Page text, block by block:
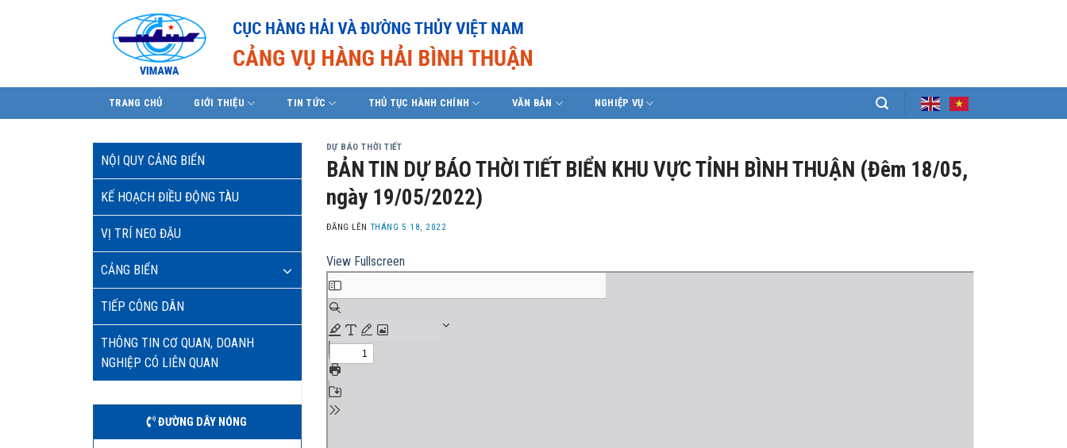
TRANG CHỦ GIỚI THIỆU TIN TỨC THỦ TỤC HÀNH CHÍNH VĂN BẢN NGHIỆP VỤ
NỘI QUY CẢNG BIỂN
KẾ HOẠCH ĐIỀU ĐỘNG TÀU
VỊ TRÍ NEO ĐẬU
CẢNG BIỂN
TIẾP CÔNG DÂN
THÔNG TIN CƠ QUAN, DOANH
NGHIỆP CÓ LIÊN QUAN
ĐƯỜNG DÂY NÓNG
DỰ BÁO THỜI TIẾT
BẢN TIN DỰ BÁO THỜI TIẾT BIỂN KHU VỰC TỈNH BÌNH THUẬN (Đêm 18/05,
ngày 19/05/2022)
ĐĂNG LÊN THÁNG 5 18, 2022
View Fullscreen